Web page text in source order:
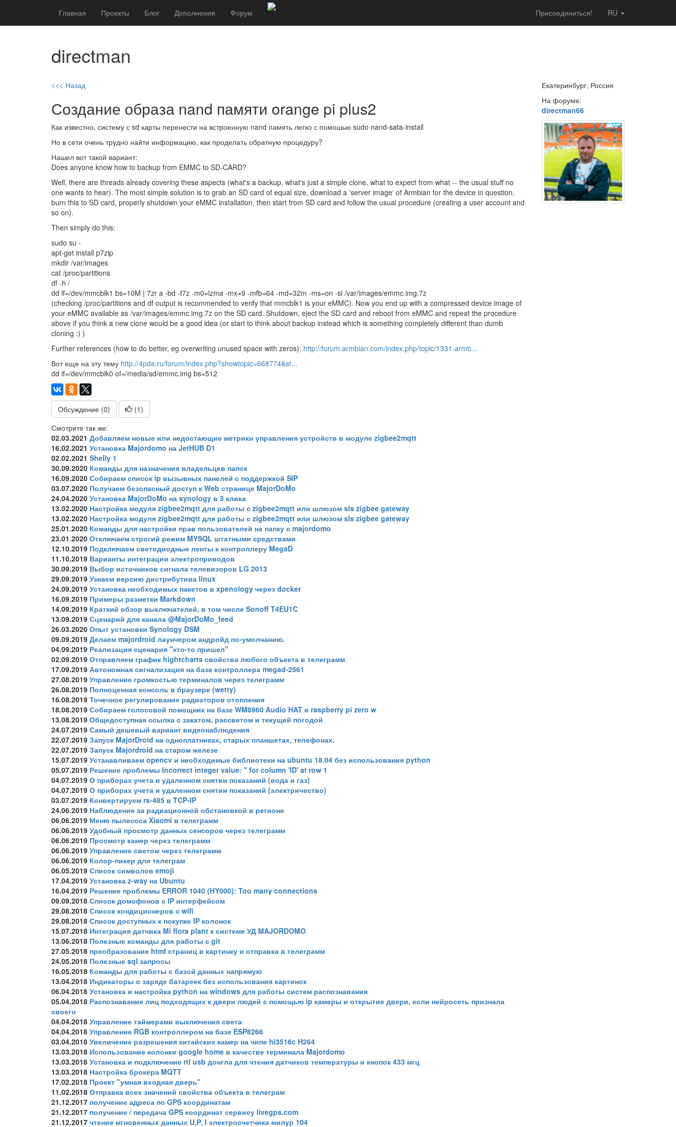
Главная Проекты Блог Дополнения Форум RU
Присоединиться!
directman
<<< Назад
Создание образа nand памяти orange pi plus2
Как известно, систему с sd карты перенести на встроенную nand память легко с помошью sudo nand-sata-install
Но в сети очень трудно найти информацию, как проделать обратную процедуру?
Нашел вот такой вариант:
Does anyone know how to backup from EMMC to SD-CARD?
Well, there are threads already covering these aspects (what's a backup, what's just a simple clone, what to expect from what -- the usual stuff no
one wants to hear). The most simple solution is to grab an SD card of equal size, download a 'server image' of Armbian for the device in question,
burn this to SD card, properly shutdown your eMMC installation, then start from SD card and follow the usual procedure (creating a user account and
so on).
Then simply do this:
sudo su -
apt-get install p7zip
mkdir /var/images
cat /proc/partitions
df -h /
dd if=/dev/mmcblk1 bs=10M | 7zr a -bd -t7z -m0=lzma -mx=9 -mfb=64 -md=32m -ms=on -si /var/images/emmc.img.7z
(checking /proc/partitions and df output is recommended to verify that mmcblk1 is your eMMC). Now you end up with a compressed device image of
your eMMC available as /var/images/emmc.img.7z on the SD card. Shutdown, eject the SD card and reboot from eMMC and repeat the procedure
above if you think a new clone would be a good idea (or start to think about backup instead which is something completely different than dumb
cloning :) )
Further references (how to do better, eg overwriting unused space with zeros): http://forum.armbian.com/index.php/topic/1331-armb...
Вот еще на эту тему http://4pda.ru/forum/index.php?showtopic=668774&st...
dd if=/dev/mmcblk0 of=/media/sd/emmc.img bs=512
Обсуждение (0) (1)
Смотрите так же:
02.03.2021 Добавляем новые или недостающие метрики управления устройств в модуле zigbee2mqtt
16.02.2021 Установка Majordomo на JetHUB D1
02.02.2021 Shelly 1
30.09.2020 Команды для назначения владельцев папок
16.09.2020 Собираем список ip вызывных панелей с поддержкой SIP
03.07.2020 Получаем безопасный доступ к Web странице MajorDoMo
24.04.2020 Установка MajorDoMo на synology в 3 клика
13.02.2020 Настройка модуля zigbee2mqtt для работы с zigbee2mqtt или шлюзом sls zigbee gateway
13.02.2020 Настройка модуля zigbee2mqtt для работы с zigbee2mqtt или шлюзом sls zigbee gateway
25.01.2020 Команды для настройки прав пользователей на папку с majordomo
23.01.2020 Отключаем строгий режим MYSQL штатными средствами
12.10.2019 Подключаем светодиодные ленты к контроллеру MegaD
11.10.2019 Варианты интеграции электроприводов
30.09.2019 Выбор источников сигнала телевизоров LG 2013
29.09.2019 Узнаем версию дистрибутива linux
24.09.2019 Установка необходимых пакетов в xpenology через docker
16.09.2019 Примеры разметки Markdown
14.09.2019 Краткий обзор выключателей, в том числе Sonoff T4EU1C
13.09.2019 Сценарий для канала @MajorDoMo_feed
26.03.2020 Опыт установки Synology DSM
09.09.2019 Делаем majordroid лаунчером андройд по-умолчанию.
04.09.2019 Реализация сценария "кто-то пришел"
02.09.2019 Отправляем график hightcharts свойства любого объекта в телеграмм
17.09.2019 Автономная сигнализация на базе контроллера megad-2561
27.08.2019 Управление громкостью терминалов через телеграмм
26.08.2019 Полноценная консоль в браузере (wetty)
16.08.2019 Точечное регулирование радиаторов отопления
18.08.2019 Собираем голосовой помощник на базе WM8960 Audio HAT и raspberry pi zero w
13.08.2019 Общедоступная ссылка с закатом, рассветом и текущей погодой
24.07.2019 Самый дешевый вариант видеонаблюдения
22.07.2019 Запуск MajorDroid на одноплатниках, старых планшетах, телефонах.
22.07.2019 Запуск Majordroid на старом железе
15.07.2019 Устанавливаем opencv и необходимые библиотеки на ubuntu 18.04 без использования python
05.07.2019 Решение проблемы Incorrect integer value: '' for column 'ID' at row 1
04.07.2019 О приборах учета и удаленном снятии показаний (вода и газ)
04.07.2019 О приборах учета и удаленном снятии показаний (электричество)
03.07.2019 Конвертируем rs-485 в TCP-IP
24.06.2019 Наблюдение за радиационной обстановкой в регионе
06.06.2019 Меню пылесоса Xiaomi в телеграмм
06.06.2019 Удобный просмотр данных сенсоров через телеграмм
06.06.2019 Просмотр камер через телеграмм
06.06.2019 Управление светом через телеграмм
06.06.2019 Колор-пикер для телеграм
06.05.2019 Список символов emoji
17.04.2019 Установка z-way на Ubuntu
16.04.2019 Решение проблемы ERROR 1040 (HY000): Too many connections
09.09.2018 Список домофонов с IP интерфейсом
29.08.2018 Список кондиционеров с wifi
29.08.2018 Список доступных к покупке IP колонок
15.07.2018 Интеграция датчика Mi flora plant к системе УД MAJORDOMO
13.06.2018 Полезные команды для работы с git
27.05.2018 преобразование html страниц в картинку и отправка в телеграмм
24.05.2018 Полезные sql запросы
16.05.2018 Команды для работы с базой данных напрямую
13.04.2018 Индикаторы о заряде батареек без использования картинок
06.04.2018 Установка и настройка python на windows для работы систем распознавания
05.04.2018 Распознавание лиц подходящих к двери людей с помощью ip камеры и открытие двери, если нейросеть признала
своего
04.04.2018 Управление таймерами выключения света
04.04.2018 Управление RGB контроллером на базе ESP8266
03.04.2018 Увеличение разрешения китайских камер на чипе hi3516c H264
13.03.2018 Использование колонки google home в качестве терминала Majordomo
13.03.2018 Установка и подключение rtl usb донгла для чтения датчиков температуры и кнопок 433 мгц
13.03.2018 Настройка брокера MQTT
17.02.2018 Проект "умная входная дверь"
11.02.2018 Отправка всех значений свойства объекта в телеграм
21.12.2017 получение адреса по GPS координатам
21.12.2017 получение / передача GPS координат сервису livegps.com
21.12.2017 чтение мгновенных данных U,P, I электросчетчика милур 104
Екатеринбург, Россия
На форуме:
directman66